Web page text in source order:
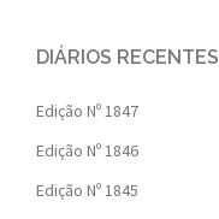
DIÁRIOS RECENTES
Edição Nº 1847
Edição Nº 1846
Edição Nº 1845